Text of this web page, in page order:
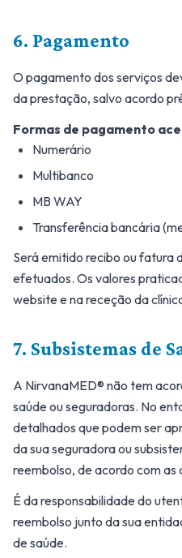
6. Pagamento
O pagamento dos serviços
da prestação, salvo acordo
Formas de pagamento
Numerário
Multibanco
MB WAY
Transferência bancária
Será emitido recibo ou fatura
efetuados. Os valores
website e na receção da
7. Subsistemas de
A NirvanaMED® não tem
saúde ou seguradoras. No
detalhados que podem ser
da sua seguradora ou
reembolso, de acordo com as
É da responsabilidade do
reembolso junto da sua
de saúde.